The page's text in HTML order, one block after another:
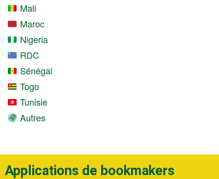
Mali
Maroc
Nigeria
RDC
Sénégal
Togo
Tunisie
Autres
Applications de bookmakers